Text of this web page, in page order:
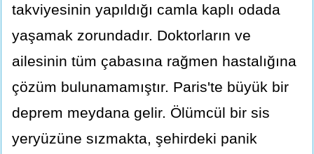
takviyesinin yapıldığı camla kaplı odada
yaşamak zorundadır. Doktorların ve
ailesinin tüm çabasına rağmen hastalığına
çözüm bulunamamıştır. Paris'te büyük bir
deprem meydana gelir. Ölümcül bir sis
yeryüzüne sızmakta, şehirdeki panik